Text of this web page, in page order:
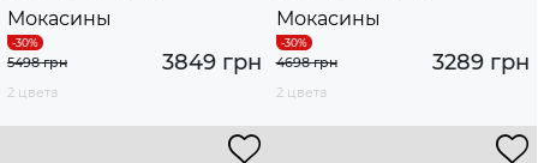
Мокасины
3849 грн
5498 грн
2 цвета
Мокасины
3289 грн
4698 грн
2 цвета